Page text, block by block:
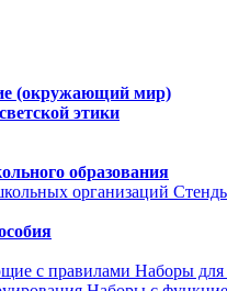
(окружающий мир)
этики
образования
организаций
с правилами Наборы для